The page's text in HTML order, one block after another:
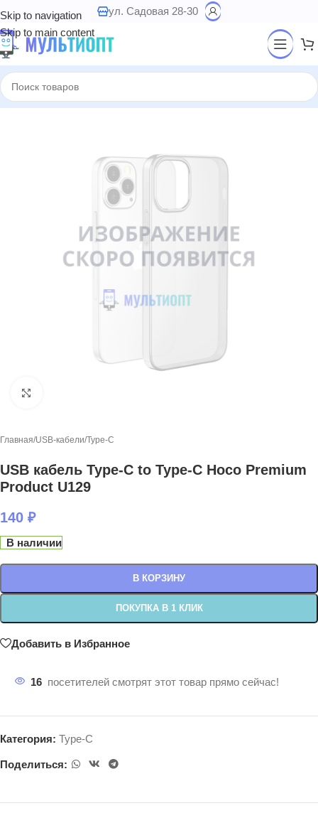
Skip to navigation
Skip to main content
ул. Садовая 28-30
Главная/USB-кабели/Type-C
USB кабель Type-C to Type-C Hoco Premium
Product U129
140 ₽
В наличии
В КОРЗИНУ
ПОКУПКА В 1 КЛИК
Добавить в Избранное
16 посетителей смотрят этот товар прямо сейчас!
Категория: Type-C
Поделиться: